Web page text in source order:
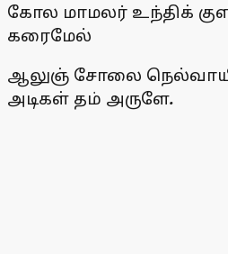
கோல மாமலர் உந்திக்
கரைமேல்
ஆலுஞ் சோலை
அடிகள் தம் அருளே.